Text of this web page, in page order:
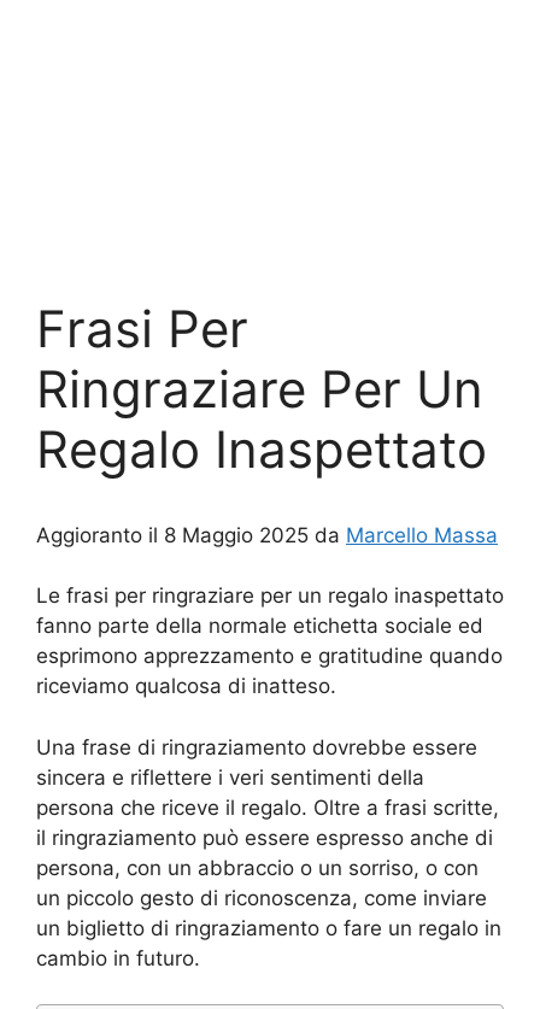
Frasi Per
Ringraziare Per Un
Regalo Inaspettato
Aggioranto il 8 Maggio 2025 da Marcello Massa
Le frasi per ringraziare per un regalo inaspettato
fanno parte della normale etichetta sociale ed
esprimono apprezzamento e gratitudine quando
riceviamo qualcosa di inatteso.
Una frase di ringraziamento dovrebbe essere
sincera e riflettere i veri sentimenti della
persona che riceve il regalo. Oltre a frasi scritte,
il ringraziamento può essere espresso anche di
persona, con un abbraccio o un sorriso, o con
un piccolo gesto di riconoscenza, come inviare
un biglietto di ringraziamento o fare un regalo in
cambio in futuro.